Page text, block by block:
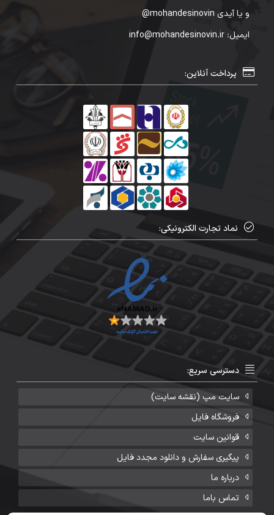
و یا آیدی mohandesinovin@
ایمیل: info@mohandesinovin.ir
پرداخت آنلاین:
نماد تجارت الکترونیکی:
دسترسی سریع:
سایت مپ (نقشه سایت)
فروشگاه فایل
قوانین سایت
پیگیری سفارش و دانلود مجدد فایل
درباره ما
تماس باما